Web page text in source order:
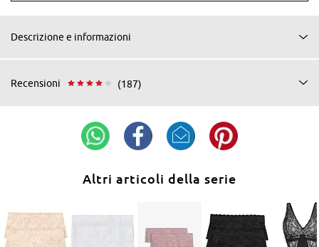
Descrizione e informazioni
Recensioni (187)
Altri articoli della serie